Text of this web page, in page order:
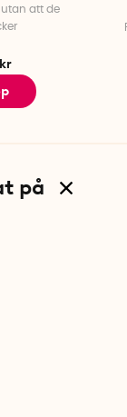
utan att de
på